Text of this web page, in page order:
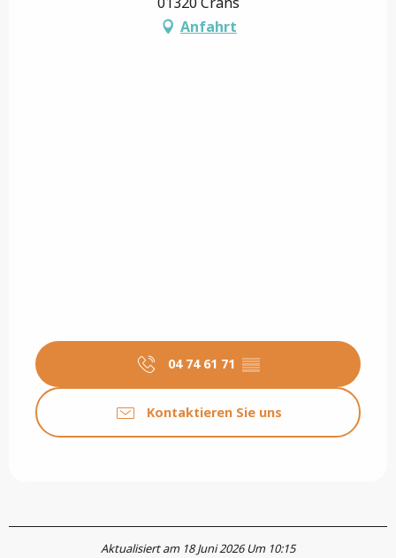
Anfahrt
04 74 61 71 ▒▒
Kontaktieren Sie uns
Aktualisiert am 18 Juni 2026 Um 10:15